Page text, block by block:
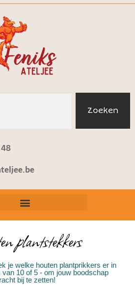
Zoeken
plantstekkers
je welke houten plantprikkers er in
van 10 of 5 - om jouw boodschap
bij te zetten!